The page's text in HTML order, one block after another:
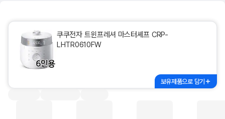
쿠쿠전자 트윈프레셔 마스터셰프 CRP-
LHTR0610FW
보유제품으로 담기